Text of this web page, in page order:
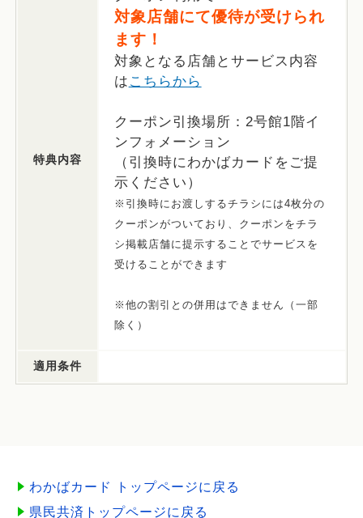
特典内容
対象店舗にて優待が受けられ
ます！
対象となる店舗とサービス内容
は こちらから
クーポン引換場所：2号館1階イ
ンフォメーション
（引換時にわかばカードをご提
示ください）
※引換時にお渡しするチラシには4枚分の
クーポンがついており、クーポンをチラ
シ掲載店舗に提示することでサービスを
受けることができます
※他の割引との併用はできません（一部
除く）
適用条件
わかばカード トップページに戻る
県民共済トップページに戻る